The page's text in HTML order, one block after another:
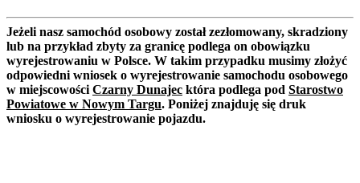
Jeżeli nasz samochód osobowy został zezłomowany, skradziony
lub na przykład zbyty za granicę podlega on obowiązku
wyrejestrowaniu w Polsce. W takim przypadku musimy złożyć
odpowiedni wniosek o wyrejestrowanie samochodu osobowego
w miejscowości Czarny Dunajec która podlega pod Starostwo
Powiatowe w Nowym Targu. Poniżej znajduję się druk
wniosku o wyrejestrowanie pojazdu.